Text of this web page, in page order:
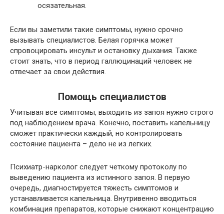
осязательная.
Если вы заметили такие симптомы, нужно срочно
вызывать специалистов. Белая горячка может
спровоцировать инсульт и остановку дыхания. Также
стоит знать, что в период галлюцинаций человек не
отвечает за свои действия.
Помощь специалистов
Учитывая все симптомы, выходить из запоя нужно строго
под наблюдением врача. Конечно, поставить капельницу
сможет практически каждый, но контролировать
состояние пациента – дело не из легких.
Психиатр-нарколог следует четкому протоколу по
выведению пациента из истинного запоя. В первую
очередь, диагностируется тяжесть симптомов и
устанавливается капельница. Внутривенно вводиться
комбинация препаратов, которые снижают концентрацию